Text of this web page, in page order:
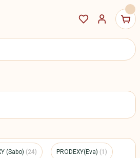
(Sabo) (24) PRODEXY(Eva) (1)